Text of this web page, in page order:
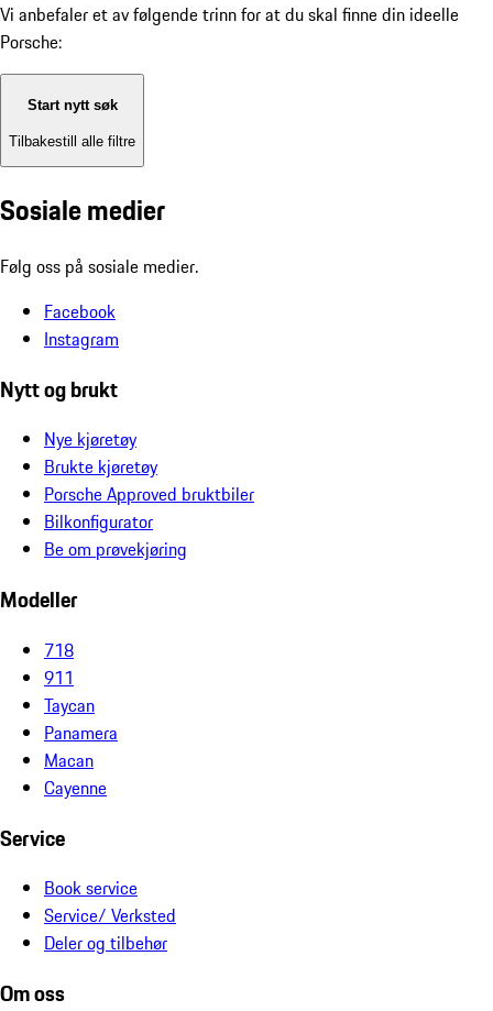
Vi anbefaler et av følgende trinn for at du skal finne din ideelle
Porsche:
Start nytt søk
Tilbakestill alle filtre
Sosiale medier
Følg oss på sosiale medier.
Facebook
Instagram
Nytt og brukt
Nye kjøretøy
Brukte kjøretøy
Porsche Approved bruktbiler
Bilkonfigurator
Be om prøvekjøring
Modeller
718
911
Taycan
Panamera
Macan
Cayenne
Service
Book service
Service/ Verksted
Deler og tilbehør
Om oss